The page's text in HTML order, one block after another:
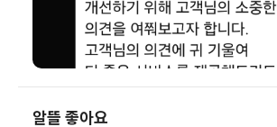
알뜰 좋아요